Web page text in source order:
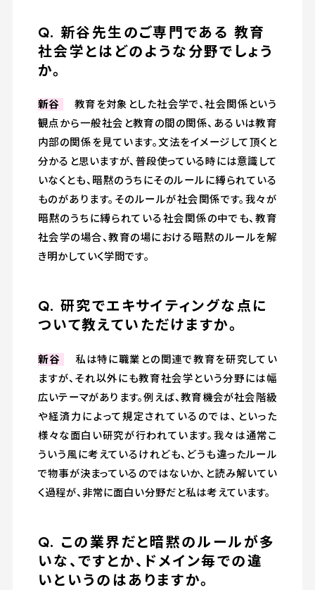
Q. 新谷先生のご専門である 教育
社会学とはどのような分野でしょう
か。
新谷
教育を対象とした社会学で、社会関係という
観点から一般社会と教育の間の関係、あるいは教育
内部の関係を見ています。文法をイメージして頂くと
分かると思いますが、普段使っている時には意識して
いなくとも、暗黙のうちにそのルールに縛られている
ものがあります。そのルールが社会関係です。我々が
暗黙のうちに縛られている社会関係の中でも、教育
社会学の場合、教育の場における暗黙のルールを解
き明かしていく学問です。
Q. 研究でエキサイティングな点に
ついて教えていただけますか。
新谷
私は特に職業との関連で教育を研究してい
ますが、それ以外にも教育社会学という分野には幅
広いテーマがあります。例えば、教育機会が社会階級
や経済力によって規定されているのでは、といった
様々な面白い研究が行われています。我々は通常こ
ういう風に考えているけれども、どうも違ったルール
で物事が決まっているのではないか、と読み解いてい
く過程が、非常に面白い分野だと私は考えています。
Q. この業界だと暗黙のルールが多
いな、ですとか、ドメイン毎での違
いというのはありますか。